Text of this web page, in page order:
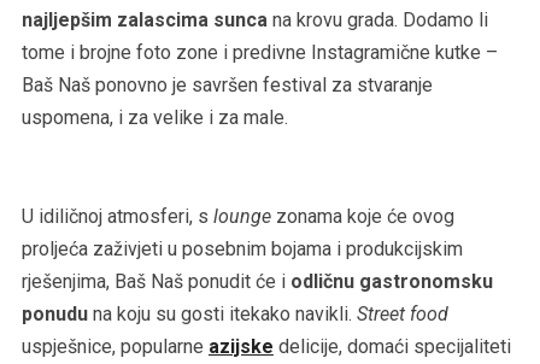
najljepšim zalascima sunca na krovu grada. Dodamo li
tome i brojne foto zone i predivne Instagramične kutke –
Baš Naš ponovno je savršen festival za stvaranje
uspomena, i za velike i za male.
U idiličnoj atmosferi, s loungezonama koje će ovog
proljeća zaživjeti u posebnim bojama i produkcijskim
rješenjima, Baš Naš ponudit će i odličnu gastronomsku
ponuduna koju su gosti itekako navikli. Street food
uspješnice, popularne azijske delicije, domaći specijaliteti